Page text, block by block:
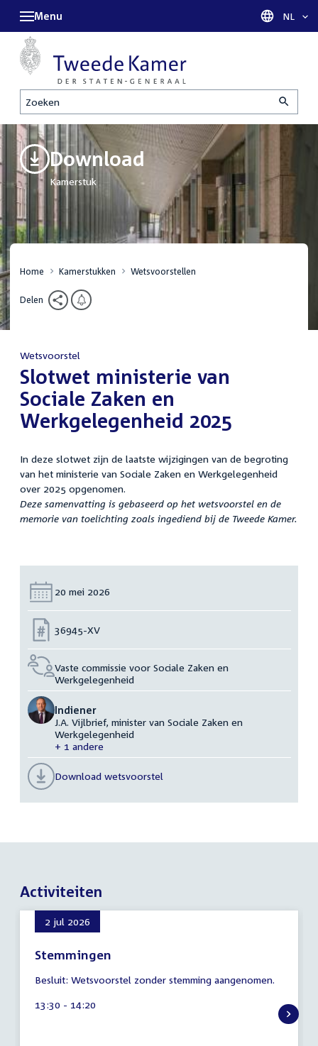
Zoeken
Menu Taal
NL
Download
Kamerstuk
Home Kamerstukken Wetsvoorstellen
Delen
Wetsvoorstel
:Slotwet ministerie van
Sociale Zaken en
Werkgelegenheid 2025
In deze slotwet zijn de laatste wijzigingen van de begroting
van het ministerie van Sociale Zaken en Werkgelegenheid
over 2025 opgenomen.
Deze samenvatting is gebaseerd op het wetsvoorstel en de
memorie van toelichting zoals ingediend bij de Tweede Kamer.
Datum:
20 mei 2026
Nummer:
36945-XV
Vaste commissie voor Sociale Zaken en
Werkgelegenheid
Indiener
J.A. Vijlbrief, minister van Sociale Zaken en
Werkgelegenheid
+ 1 andere
Download wetsvoorstel
Activiteiten
2 jul 2026
Stemmingen
augustus
Besluit: Wetsvoorstel zonder stemming aangenomen.
Tijd
13:30 - 14:20